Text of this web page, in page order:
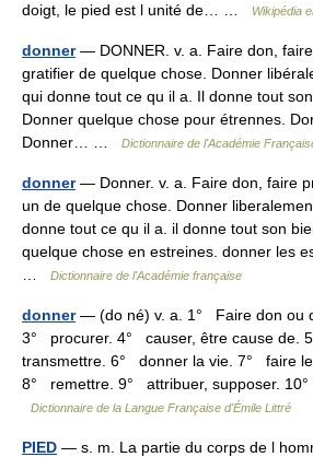
doigt, le pied est l unité de… …
Wikipédia
donner— DONNER. v. a. Faire don,
gratifier de quelque chose. Donner
qui donne tout ce qu il a. Il donne tout
Donner quelque chose pour étrennes.
Donner… …
Dictionnaire de l'Académie
donner— Donner. v. a. Faire don, faire
un de quelque chose. Donner
donne tout ce qu il a. il donne tout son
quelque chose en estreines. donner les
Dictionnaire de l'Académie française
donner— (do né) v. a. 1° Faire don ou
3° procurer. 4° causer, être cause de.
transmettre. 6° donner la vie. 7° faire le
8° remettre. 9° attribuer, supposer.
Dictionnaire de la Langue Française d'Émile Littré
PIED — s. m. La partie du corps de l